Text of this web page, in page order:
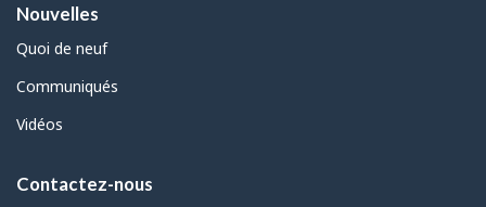
Nouvelles
Quoi de neuf
Communiqués
Vidéos
Contactez-nous